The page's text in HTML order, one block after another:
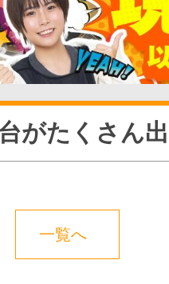
がたくさん
一覧へ